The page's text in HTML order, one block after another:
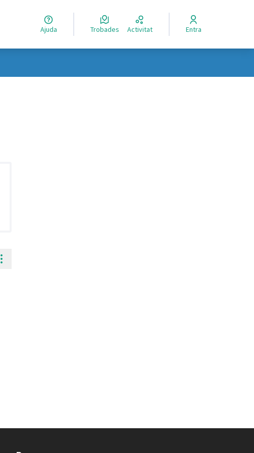
Ajuda Trobades Activitat Entra
Controls de recursos